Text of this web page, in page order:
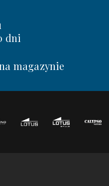
dni
magazynie